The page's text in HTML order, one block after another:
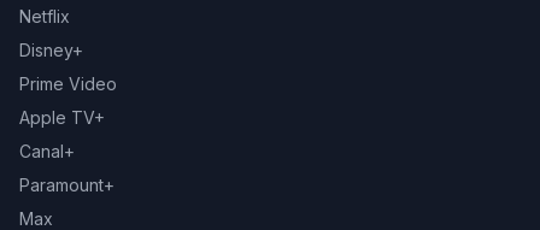
Netflix
Disney+
Prime Video
Apple TV+
Canal+
Paramount+
Max